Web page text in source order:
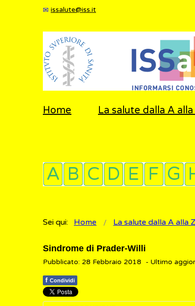
issalute@iss.it
Home La salute dalla A alla
Sei qui: Home La salute dalla A alla Z
Sindrome di Prader-Willi
Pubblicato: 28 Febbraio 2018 - Ultimo
f Condividi